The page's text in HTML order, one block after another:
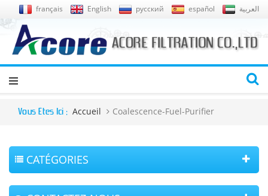
français English русский español العربية
Vous Êtes Ici : Accueil Coalescence-Fuel-Purifier
CATÉGORIES